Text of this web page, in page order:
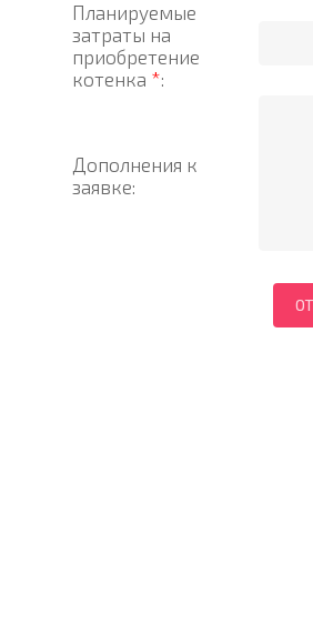
Планируемые
затраты на
приобретение
котенка *:
Дополнения к
заявке: